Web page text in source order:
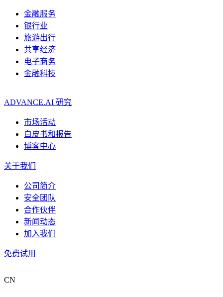
金融服务
银行业
旅游出行
共享经济
电子商务
金融科技
ADVANCE.AI 研究
市场活动
白皮书和报告
博客中心
关于我们
公司简介
安全团队
合作伙伴
新闻动态
加入我们
免费试用
CN